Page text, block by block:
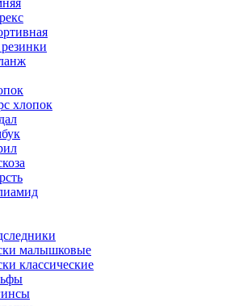
хлопок
малышковые
классические